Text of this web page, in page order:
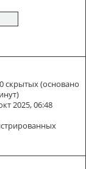
скрытых (основано
2025, 06:48